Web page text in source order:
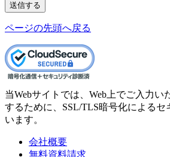
送信する
ページの先頭へ戻る
当Webサイトでは、Web上でご入力い
するために、SSL/TLS暗号化によるセ
います。
会社概要
無料資料請求